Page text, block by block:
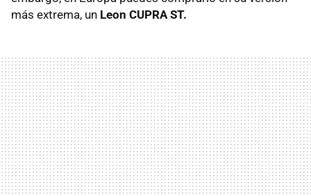
más extrema, un Leon CUPRA ST.